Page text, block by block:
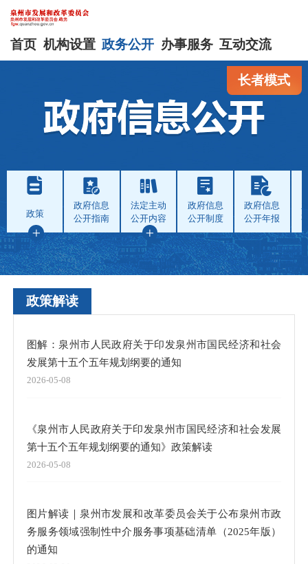
首页 机构设置 政务公开 办事服务 互动交流
长者模式
政策
政府信息
公开指南
法定主动
公开内容
政府信息
公开制度
政府信息
公开年报
政策解读
图解：泉州市人民政府关于印发泉州市国民经济和社会
发展第十五个五年规划纲要的通知
2026-05-08
《泉州市人民政府关于印发泉州市国民经济和社会发展
第十五个五年规划纲要的通知》政策解读
2026-05-08
图片解读｜泉州市发展和改革委员会关于公布泉州市政
务服务领域强制性中介服务事项基础清单（2025年版）
的通知